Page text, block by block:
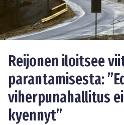
Reijonen iloitsee
parantamisesta:
viherpunahallitus
kyennyt”